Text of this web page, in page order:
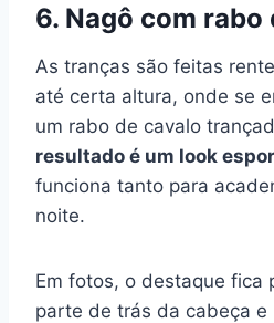
6. Nagô com
As tranças são feitas
até certa altura, onde se
um rabo de cavalo
resultado é um look
funciona tanto para
noite.
Em fotos, o destaque fica
parte de trás da cabeça e